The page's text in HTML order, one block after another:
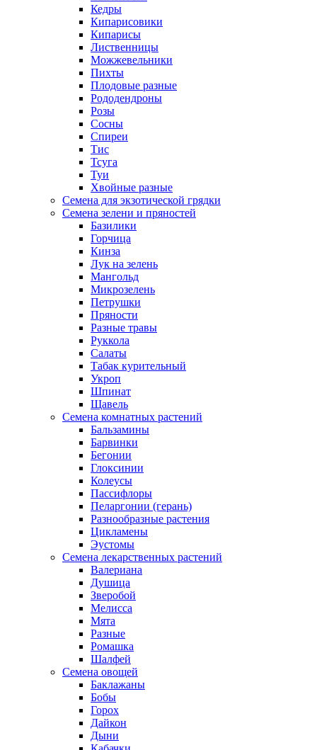
Кедры
Кипарисовики
Кипарисы
Лиственницы
Можжевельники
Пихты
Плодовые разные
Рододендроны
Розы
Сосны
Спиреи
Тис
Тсуга
Туи
Хвойные разные
Семена для экзотической грядки
Семена зелени и пряностей
Базилики
Горчица
Кинза
Лук на зелень
Мангольд
Микрозелень
Петрушки
Пряности
Разные травы
Руккола
Салаты
Табак курительный
Укроп
Шпинат
Щавель
Семена комнатных растений
Бальзамины
Барвинки
Бегонии
Глоксинии
Колеусы
Пассифлоры
Пеларгонии (герань)
Разнообразные растения
Цикламены
Эустомы
Семена лекарственных растений
Валериана
Душица
Зверобой
Мелисса
Мята
Разные
Ромашка
Шалфей
Семена овощей
Баклажаны
Бобы
Горох
Дайкон
Дыни